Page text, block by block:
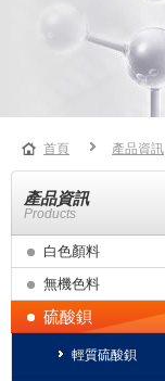
首頁 產品資訊
產品資訊
Products
白色顏料
無機色料
硫酸鋇
輕質硫酸鋇